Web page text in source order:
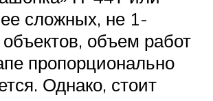
сложных, не 1-
объем работ
пропорционально
Однако, стоит